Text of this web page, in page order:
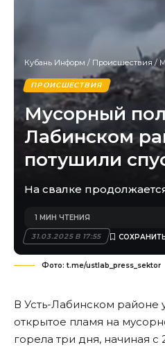
Кубань Информ / Происшествия /
ПРОИСШЕСТВИЯ
Мусорный
Лабинском
потушили
На свалке
31.03.2025 В 17:55
1 МИН ЧТЕНИЯ
Фото: t.me/ustlab_press_sektor
В Усть-Лабинском районе
открытое пламя на
горела три дня, начиная с